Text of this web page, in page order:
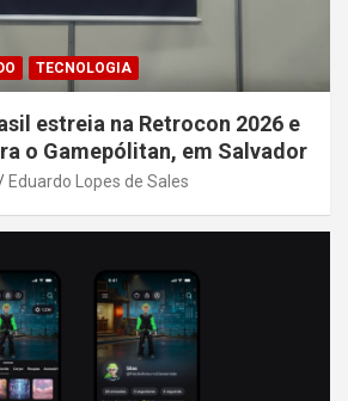
TECNOLOGIA
estreia na Retrocon 2026 e
o Gamepólitan, em Salvador
Eduardo Lopes de Sales